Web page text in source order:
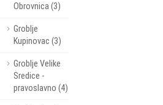
Obrovnica (3)
Groblje
Kupinovac (3)
Groblje Velike
Sredice -
pravoslavno (4)